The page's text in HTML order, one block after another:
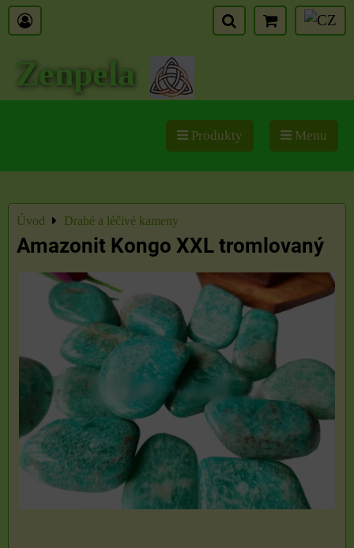
Zenpela
Produkty Menu
Úvod Drahé a léčivé kameny
Amazonit Kongo XXL tromlovaný